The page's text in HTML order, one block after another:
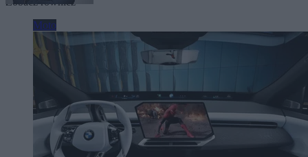
Moto